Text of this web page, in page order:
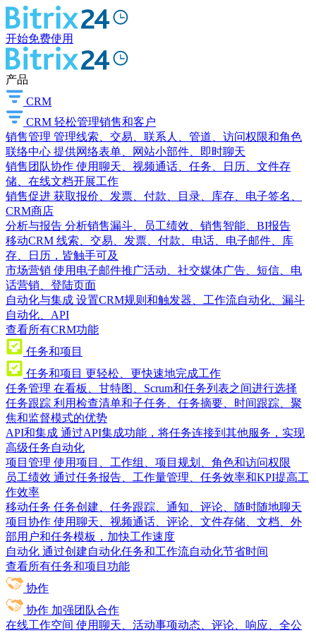
开始免费使用
产品
CRM
CRM 轻松管理销售和客户
销售管理 管理线索、交易、联系人、管道、访问权限和角色
联络中心 提供网络表单、网站小部件、即时聊天
销售团队协作 使用聊天、视频通话、任务、日历、文件存
储、在线文档开展工作
销售促进 获取报价、发票、付款、目录、库存、电子签名、
CRM商店
分析与报告 分析销售漏斗、员工绩效、销售智能、BI报告
移动CRM 线索、交易、发票、付款、电话、电子邮件、库
存、日历，皆触手可及
市场营销 使用电子邮件推广活动、社交媒体广告、短信、电
话营销、登陆页面
自动化与集成 设置CRM规则和触发器、工作流自动化、漏斗
自动化、API
查看所有CRM功能
任务和项目
任务和项目 更轻松、更快速地完成工作
任务管理 在看板、甘特图、Scrum和任务列表之间进行选择
任务跟踪 利用检查清单和子任务、任务摘要、时间跟踪、聚
焦和监督模式的优势
API和集成 通过API集成功能，将任务连接到其他服务，实现
高级任务自动化
项目管理 使用项目、工作组、项目规划、角色和访问权限
员工绩效 通过任务报告、工作量管理、任务效率和KPI提高工
作效率
移动任务 任务创建、任务跟踪、通知、评论、随时随地聊天
项目协作 使用聊天、视频通话、评论、文件存储、文档、外
部用户和任务模板，加快工作速度
自动化 通过创建自动化任务和工作流自动化节省时间
查看所有任务和项目功能
协作
协作 加强团队合作
在线工作空间 使用聊天、活动事项动态、评论、响应、全公